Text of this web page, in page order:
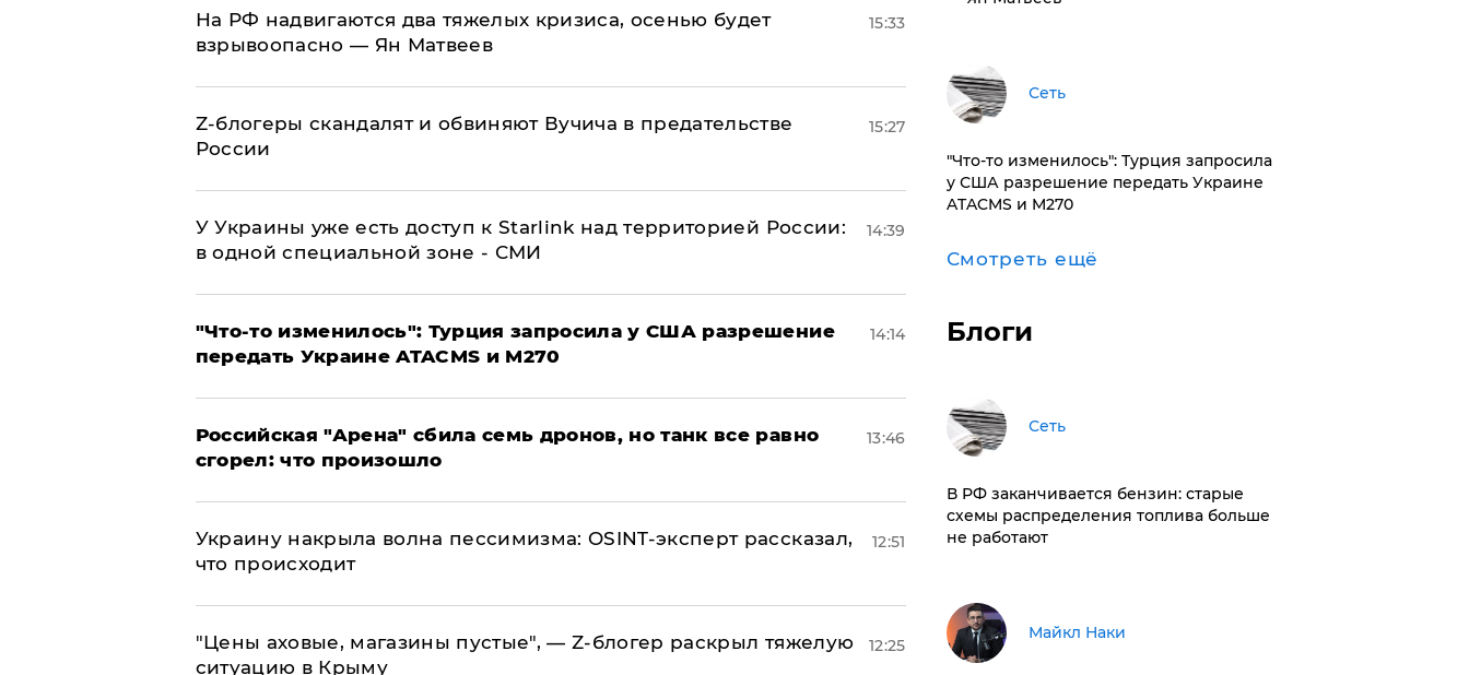
На РФ надвигаются два тяжелых кризиса, осенью будет
взрывоопасно — Ян Матвеев
15:33
Z-блогеры скандалят и обвиняют Вучича в предательстве
России
15:27
У Украины уже есть доступ к Starlink над территорией России:
в одной специальной зоне - СМИ
14:39
​"Что-то изменилось": Турция запросила у США разрешение
передать Украине ATACMS и M270
14:14
​Российская "Арена" сбила семь дронов, но танк все равно
сгорел: что произошло
13:46
​Украину накрыла волна пессимизма: OSINT-эксперт рассказал,
что происходит
12:51
​"Цены аховые, магазины пустые", — Z-блогер раскрыл тяжелую
ситуацию в Крыму
12:25
Сеть
​"Что-то изменилось": Турция запросила
у США разрешение передать Украине
ATACMS и M270
Смотреть ещё
Блоги
Сеть
​В РФ заканчивается бензин: старые
схемы распределения топлива больше
не работают
Майкл Наки